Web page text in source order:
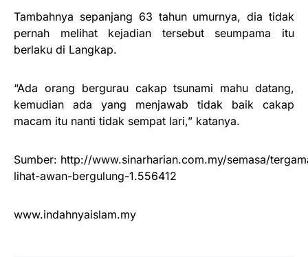
Tambahnya sepanjang 63 tahun umurnya, dia tidak
pernah melihat kejadian tersebut seumpama itu
berlaku di Langkap.
“Ada orang bergurau cakap tsunami mahu datang,
kemudian ada yang menjawab tidak baik cakap
macam itu nanti tidak sempat lari,” katanya.
Sumber: http://www.sinarharian.com.my/semasa/
lihat-awan-bergulung-1.556412
www.indahnyaislam.my